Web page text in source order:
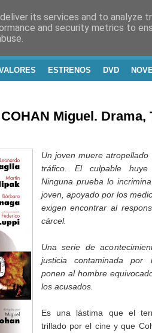
Y VIDA
ESTRENOS DVD
Miguel. Drama,
Un joven muere
tráfico. El culpable
Ninguna prueba lo
joven, apoyado por los
exigen encontrar al
cárcel.
Una serie de
justicia contaminada por
ponen al hombre
los acusados.
Es una lástima que el
trillado por el cine y que
its services and to analyze
and security metrics to